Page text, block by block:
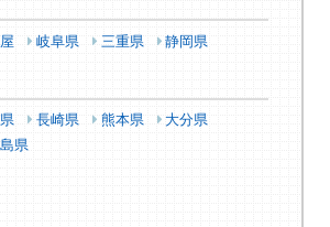
岐阜県 三重県 静岡県
長崎県 熊本県
大分県
県